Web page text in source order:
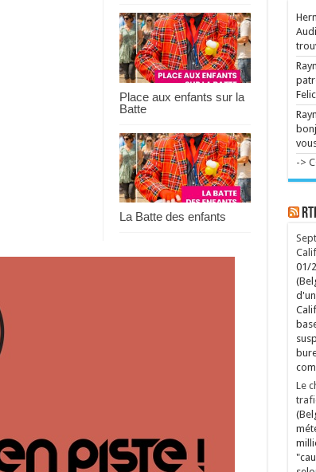
Place aux enfants sur la
Batte
La Batte des enfants
->
01/
Le